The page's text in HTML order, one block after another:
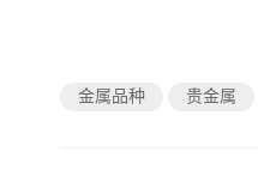
金属品种 贵金属